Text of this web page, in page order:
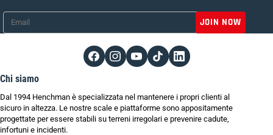
Chi siamo
Dal 1994 Henchman è specializzata nel mantenere i propri clienti al
sicuro in altezza. Le nostre scale e piattaforme sono appositamente
progettate per essere stabili su terreni irregolari e prevenire cadute,
infortuni e incidenti.